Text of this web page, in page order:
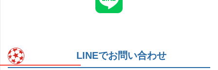
LINEでお問い合わせ